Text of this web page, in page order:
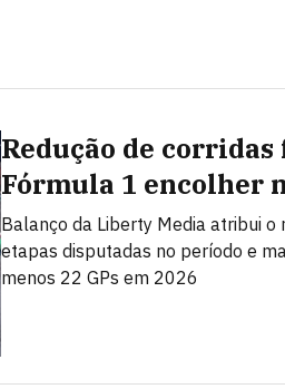
Redução de
Fórmula 1 encolher
Balanço da Liberty Media atribui
etapas disputadas no período e
menos 22 GPs em 2026